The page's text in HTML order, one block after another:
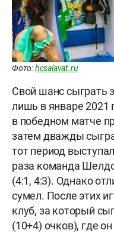
Фото:hcsalavat.ru
Свой шанс сыграть
лишь в январе 2021
в победном матче
затем дважды
тот период
раза команда
(4:1, 4:3). Однако
сумел. После этих
клуб, за который
(10+4) очков), где